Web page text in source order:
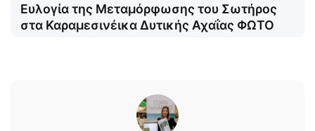
Ευλογία της Μεταμόρφωσης του Σωτήρος
στα Καραμεσινέικα Δυτικής Αχαΐας ΦΩΤΟ